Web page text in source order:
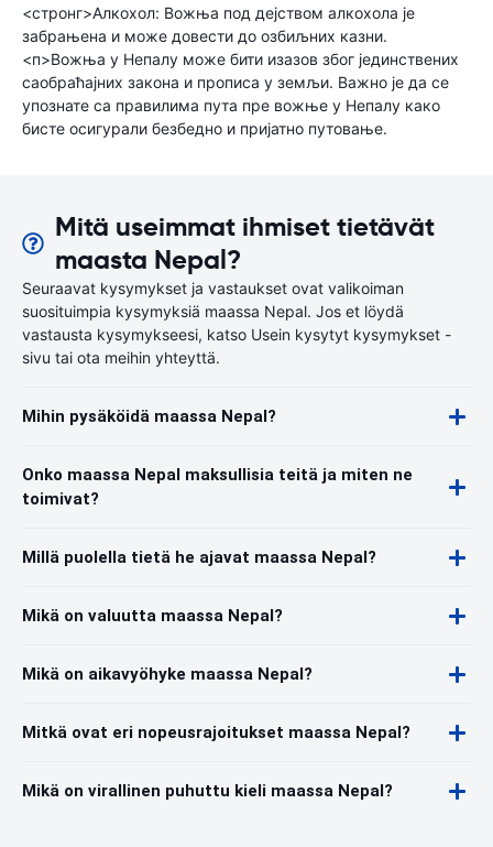
<стронг>Алкохол: Вожња под дејством алкохола је
забрањена и може довести до озбиљних казни.
<п>Вожња у Непалу може бити изазов због јединствених
саобраћајних закона и прописа у земљи. Важно је да се
упознате са правилима пута пре вожње у Непалу како
бисте осигурали безбедно и пријатно путовање.
Mitä useimmat ihmiset tietävät
maasta Nepal?
Seuraavat kysymykset ja vastaukset ovat valikoiman
suosituimpia kysymyksiä maassa Nepal. Jos et löydä
vastausta kysymykseesi, katso Usein kysytyt kysymykset -
sivu tai ota meihin yhteyttä.
Mihin pysäköidä maassa Nepal?
Onko maassa Nepal maksullisia teitä ja miten ne
toimivat?
Millä puolella tietä he ajavat maassa Nepal?
Mikä on valuutta maassa Nepal?
Mikä on aikavyöhyke maassa Nepal?
Mitkä ovat eri nopeusrajoitukset maassa Nepal?
Mikä on virallinen puhuttu kieli maassa Nepal?